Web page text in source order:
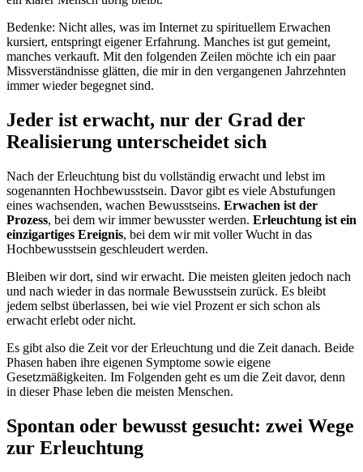
Bedenke: Nicht alles, was im Internet zu spirituellem Erwachen
kursiert, entspringt eigener Erfahrung. Manches ist gut gemeint,
manches verkauft. Mit den folgenden Zeilen möchte ich ein paar
Missverständnisse glätten, die mir in den vergangenen Jahrzehnten
immer wieder begegnet sind.
Jeder ist erwacht, nur der Grad der
Realisierung unterscheidet sich
Nach der Erleuchtung bist du vollständig erwacht und lebst im
sogenannten Hochbewusstsein. Davor gibt es viele Abstufungen
eines wachsenden, wachen Bewusstseins. Erwachen ist der
Prozess, bei dem wir immer bewusster werden. Erleuchtung ist ein
einzigartiges Ereignis, bei dem wir mit voller Wucht in das
Hochbewusstsein geschleudert werden.
Bleiben wir dort, sind wir erwacht. Die meisten gleiten jedoch nach
und nach wieder in das normale Bewusstsein zurück. Es bleibt
jedem selbst überlassen, bei wie viel Prozent er sich schon als
erwacht erlebt oder nicht.
Es gibt also die Zeit vor der Erleuchtung und die Zeit danach. Beide
Phasen haben ihre eigenen Symptome sowie eigene
Gesetzmäßigkeiten. Im Folgenden geht es um die Zeit davor, denn
in dieser Phase leben die meisten Menschen.
Spontan oder bewusst gesucht: zwei Wege
zur Erleuchtung